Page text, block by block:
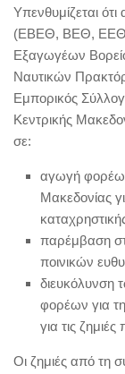
Υπενθυμίζεται
(ΕΒΕΘ, ΒΕΘ, ΕΕΘ),
Εξαγωγέων
Ναυτικών
Εμπορικός
Κεντρικής
σε:
αγωγή φορέων
Μακεδονίας
παρέμβαση
ποινικών
διευκόλυνση
φορέων για
για τις
Οι ζημιές από τη